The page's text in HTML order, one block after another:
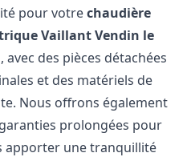
pour votrechaudière
VaillantVendin le
, avec des pièces détachées
et des matériels de
Nous offrons également
prolongées pour
apporter une tranquillité